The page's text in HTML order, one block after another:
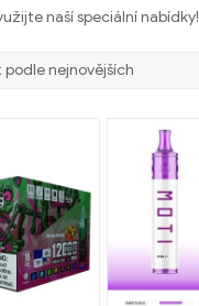
naší speciální nabídky!